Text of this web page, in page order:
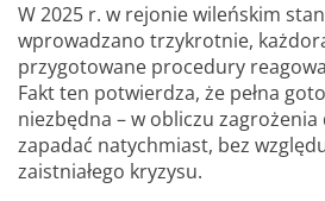
W 2025 r. w rejonie wileńskim
wprowadzano trzykrotnie,
przygotowane procedury
Fakt ten potwierdza, że pełna
niezbędna – w obliczu zagrożenia
zapadać natychmiast, bez
zaistniałego kryzysu.